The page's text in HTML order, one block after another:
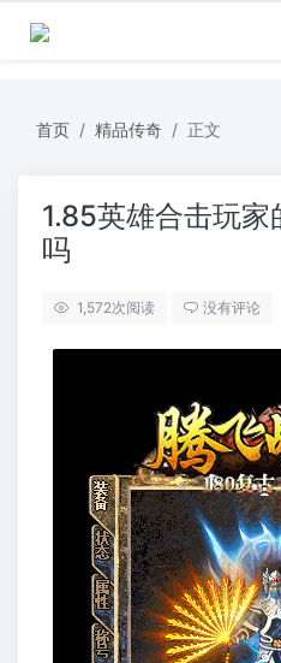
首页 精品传奇 正文
1.85英雄合击玩
吗
1,572次阅读 没有评论